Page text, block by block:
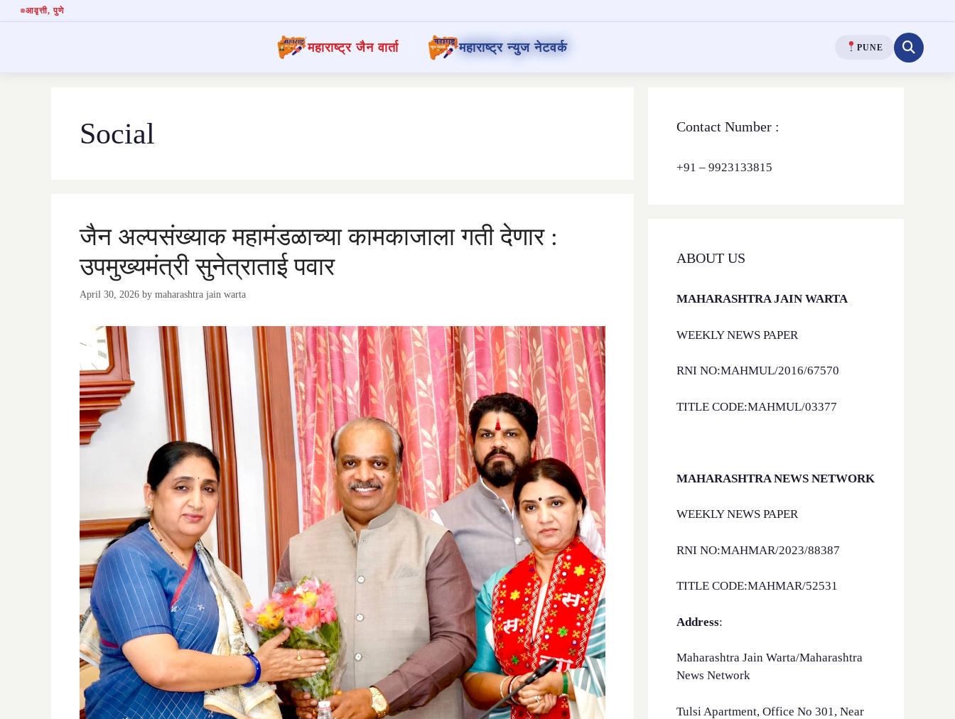
आवृत्ती, पुणे
महाराष्ट्र जैन वार्ता महाराष्ट्र न्युज नेटवर्क PUNE
Social
जैन अल्पसंख्याक महामंडळाच्या कामकाजाला गती देणार :
उपमुख्यमंत्री सुनेत्राताई पवार
April 30, 2026 by maharashtra jain warta
Contact Number :
+91 – 9923133815
ABOUT US
MAHARASHTRA JAIN WARTA
WEEKLY NEWS PAPER
RNI NO:MAHMUL/2016/67570
TITLE CODE:MAHMUL/03377
MAHARASHTRA NEWS NETWORK
WEEKLY NEWS PAPER
RNI NO:MAHMAR/2023/88387
TITLE CODE:MAHMAR/52531
Address:
Maharashtra Jain Warta/Maharashtra
News Network
Tulsi Apartment, Office No 301, Near